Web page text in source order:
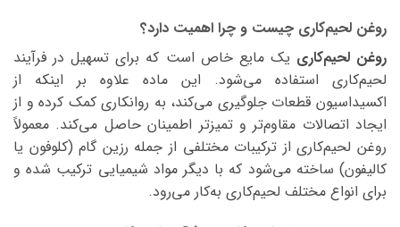
روغن لحیم‌کاری چیست و چرا اهمیت دارد؟
روغن لحیم‌کاری یک مایع خاص است که برای تسهیل در فرآیند
لحیم‌کاری استفاده می‌شود. این ماده علاوه بر اینکه از
اکسیداسیون قطعات جلوگیری می‌کند، به روانکاری کمک کرده و از
ایجاد اتصالات مقاوم‌تر و تمیزتر اطمینان حاصل می‌کند. معمولاً
روغن لحیم‌کاری از ترکیبات مختلفی از جمله رزین گام (کلوفون یا
کالیفون) ساخته می‌شود که با دیگر مواد شیمیایی ترکیب شده و
برای انواع مختلف لحیم‌کاری به‌کار می‌رود.